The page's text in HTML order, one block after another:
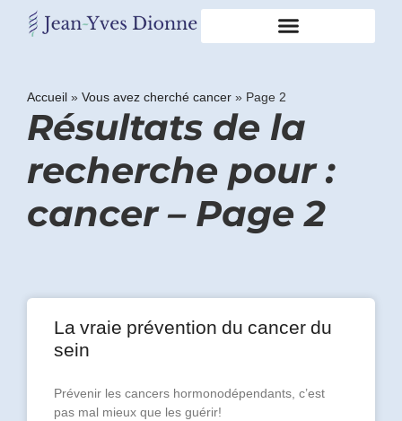
Accueil » Vous avez cherché cancer » Page 2
Résultats de la
recherche pour :
cancer – Page 2
La vraie prévention du cancer du
sein
Prévenir les cancers hormonodépendants, c’est
pas mal mieux que les guérir!
en
contact
Obtenez
gratuitement
mon
pdf
vous
incrivant
infolettre.